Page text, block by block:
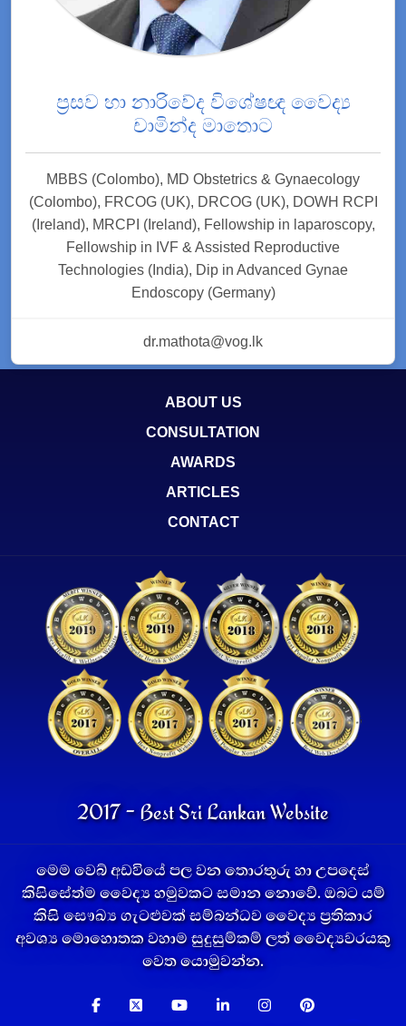
ප්‍රසව හා නාරිවේද විශේෂඥ වෛද්‍ය
චාමින්ද මාතොට
MBBS (Colombo), MD Obstetrics & Gynaecology
(Colombo), FRCOG (UK), DRCOG (UK), DOWH RCPI
(Ireland), MRCPI (Ireland), Fellowship in laparoscopy,
Fellowship in IVF & Assisted Reproductive
Technologies (India), Dip in Advanced Gynae
Endoscopy (Germany)
dr.mathota@vog.lk
ABOUT US
CONSULTATION
AWARDS
ARTICLES
CONTACT
2017 - Best Sri Lankan Website
මෙම වෙබ් අඩවියේ පල වන තොරතුරු හා උපදෙස්
කිසිසේත්ම වෛද්‍ය හමුවකට සමාන නොවේ. ඔබට යම්
කිසි සෞඛ්‍ය ගැටළුවක් සම්බන්ධව වෛද්‍ය ප්‍රතිකාර
අවශ්‍ය මොහොතක වහාම සුදුසුම්කම් ලත් වෛද්‍යවරයකු
වෙත යොමුවන්න.